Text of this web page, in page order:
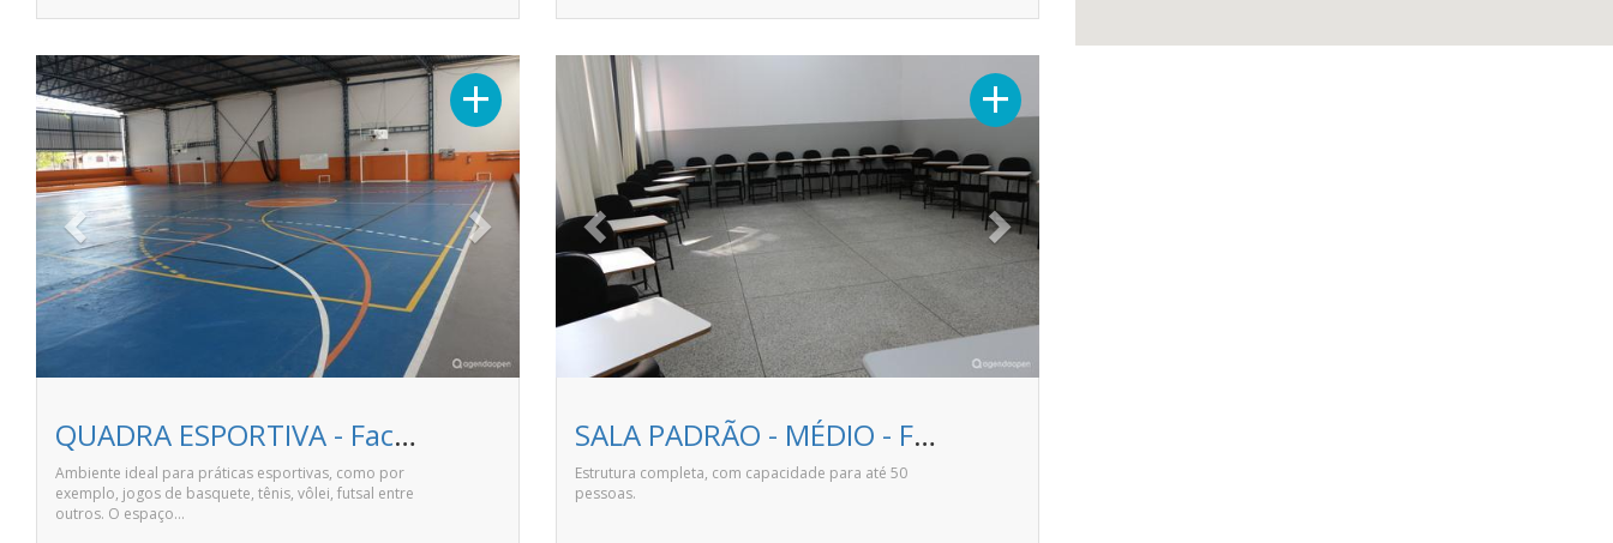
+
Previous Next
QUADRA ESPORTIVA - Faculdade Pitágoras de Linhares
Ambiente ideal para práticas esportivas, como por
exemplo, jogos de basquete, tênis, vôlei, futsal entre
outros. O espaço…
+
Previous Next
SALA PADRÃO - MÉDIO - Faculdade Pitágoras de Linhares
Estrutura completa, com capacidade para até 50
pessoas.